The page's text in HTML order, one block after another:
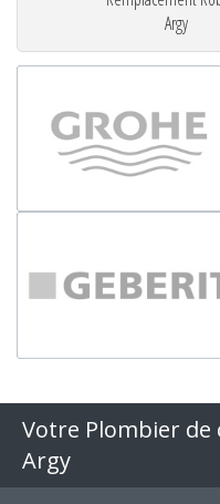
Argy
Votre Plombier de
Argy